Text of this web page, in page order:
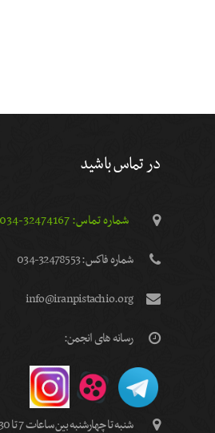
در تماس باشید
شماره تماس: 32474167-034
شماره فاكس: 32478553-034
info@iranpistachio.org
رسانه های انجمن:
شنبه تا چهارشنبه بین ساعات 7 تا 15:30